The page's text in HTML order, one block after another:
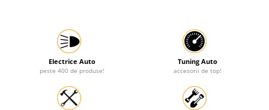
Tunuri de caldura si aeroteme
Utilaje constructie
Electrice Auto
peste 400 de produse!
Tuning Auto
accesorii de top!